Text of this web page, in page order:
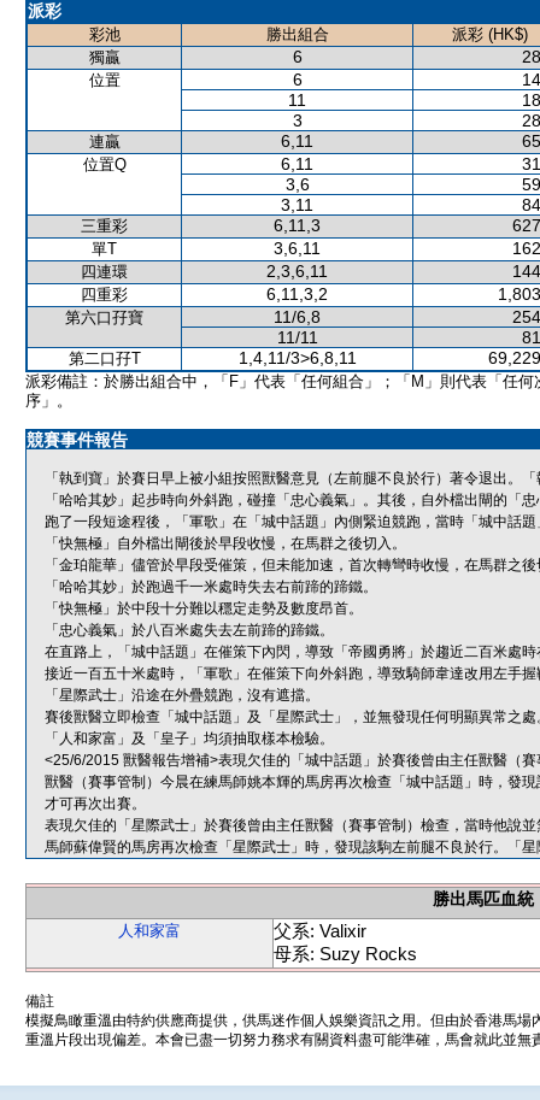
派彩
彩池 勝出組合
派彩 (HK$)
獨贏
6
位置 6
11
3
連贏 6,11
位置Q 6,11
3,6
3,11
三重彩 6,11,3
單T 3,6,11
四連環 2,3,6,11
四重彩 6,11,3,2
第六口孖寶 11/6,8
11/11
第二口孖T 1,4,11/3>6,8,11
派彩備註：於勝出組合中，「F」代表「任何組合」；「M」則代表「任何
序」。
競賽事件報告
「執到寶」於賽日早上被小組按照獸醫意見（左前腿不良於行）著令退出。
「哈哈其妙」起步時向外斜跑，碰撞「忠心義氣」。其後，自外檔出閘的「
跑了一段短途程後，「軍歌」在「城中話題」內側緊迫競跑，當時「城中話
「快無極」自外檔出閘後於早段收慢，在馬群之後切入。
「金珀龍華」儘管於早段受催策，但未能加速，首次轉彎時收慢，在馬群之
「哈哈其妙」於跑過千一米處時失去右前蹄的蹄鐵。
「快無極」於中段十分難以穩定走勢及數度昂首。
「忠心義氣」於八百米處失去左前蹄的蹄鐵。
在直路上，「城中話題」在催策下內閃，導致「帝國勇將」於趨近二百米處
接近一百五十米處時，「軍歌」在催策下向外斜跑，導致騎師韋達改用左手握
「星際武士」沿途在外疊競跑，沒有遮擋。
賽後獸醫立即檢查「城中話題」及「星際武士」，並無發現任何明顯異常之處
「人和家富」及「皇子」均須抽取樣本檢驗。
<25/6/2015 獸醫報告增補>表現欠佳的「城中話題」於賽後曾由主任獸醫（
獸醫（賽事管制）今晨在練馬師姚本輝的馬房再次檢查「城中話題」時，發
才可再次出賽。
表現欠佳的「星際武士」於賽後曾由主任獸醫（賽事管制）檢查，當時他說
馬師蘇偉賢的馬房再次檢查「星際武士」時，發現該駒左前腿不良於行。「
勝出馬匹血統
人和家富
父系: Valixir
母系: Suzy Rocks
備註
模擬鳥瞰重溫由特約供應商提供，供馬迷作個人娛樂資訊之用。但由於香港馬
重溫片段出現偏差。本會已盡一切努力務求有關資料盡可能準確，馬會就此並